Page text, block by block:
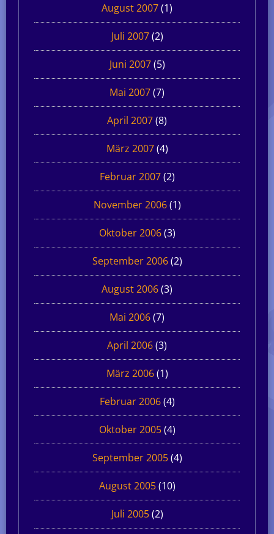
August 2007(1)
Juli 2007(2)
Juni 2007(5)
Mai 2007(7)
April 2007(8)
März 2007(4)
Februar 2007(2)
November 2006(1)
Oktober 2006(3)
September 2006(2)
August 2006(3)
Mai 2006(7)
April 2006(3)
März 2006(1)
Februar 2006(4)
Oktober 2005(4)
September 2005(4)
August 2005(10)
Juli 2005(2)